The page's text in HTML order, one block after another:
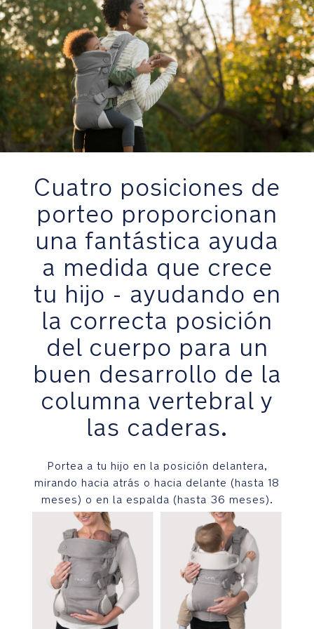
columna
vertebral
y
las
caderas
Portea
a
hijo
la
posición
delantera,
hacia
atrás
o
hacia
(hasta
18
meses)
o
en
la
meses)
Las
hebillas
magnéticas
aseguran
una
fijación
rápida
segura
Cuatro posiciones de
porteo proporcionan
una fantástica ayuda
a medida que crece
tu hijo - ayudando en
la correcta posición
del cuerpo para un
buen desarrollo de la
columna vertebral y
las caderas.
Portea a tu hijo en la posición delantera,
mirando hacia atrás o hacia delante (hasta 18
meses) o en la espalda (hasta 36 meses).